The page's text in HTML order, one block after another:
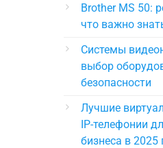
Brother MS 50:
что важно
Системы
выбор
безопасности
Лучшие
IP-телефонии
бизнеса в 2025